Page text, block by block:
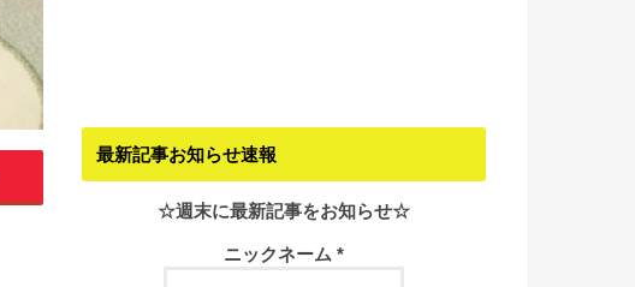
最新記事お知らせ速報
☆週末に最新記事をお知らせ☆
ニックネーム *